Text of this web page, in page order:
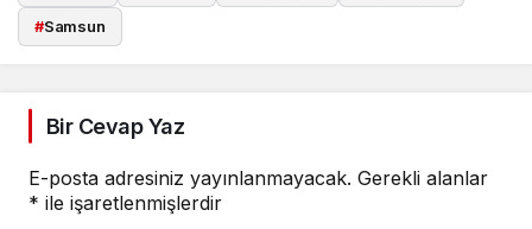
#Samsun
Bir Cevap Yaz
E-posta adresiniz yayınlanmayacak. Gerekli alanlar
* ile işaretlenmişlerdir